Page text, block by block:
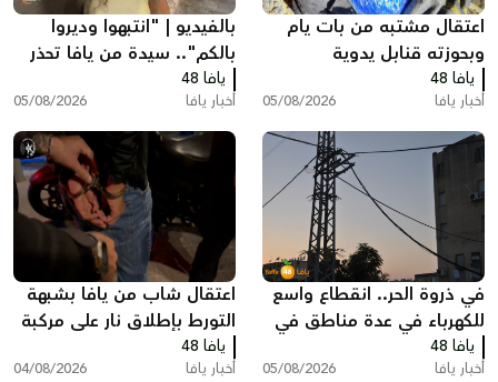
اعتقال مشتبه من بات يام
وبحوزته قنابل يدوية
يافا 48
أخبار يافا 05/08/2026
بالفيديو | "انتبهوا وديروا
بالكم".. سيدة من يافا تحذر
الأهالي بعد حادثة مريبة أمام
منزلها
يافا 48
أخبار يافا 05/08/2026
في ذروة الحر.. انقطاع واسع
للكهرباء في عدة مناطق في
يافا وتل ابيب
يافا 48
أخبار يافا 05/08/2026
اعتقال شاب من يافا بشبهة
التورط بإطلاق نار على مركبة
مركونة
يافا 48
أخبار يافا 04/08/2026